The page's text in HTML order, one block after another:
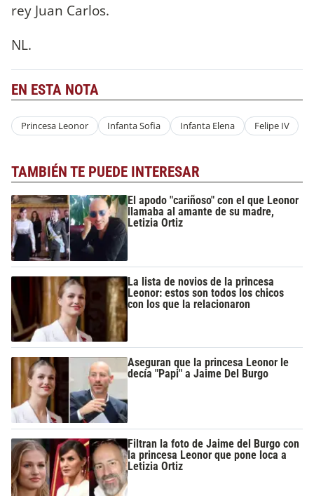
rey Juan Carlos.
NL.
EN ESTA NOTA
Princesa Leonor Infanta Sofia Infanta Elena Felipe IV
TAMBIÉN TE PUEDE INTERESAR
El apodo "cariñoso" con el que Leonor
llamaba al amante de su madre,
Letizia Ortiz
La lista de novios de la princesa
Leonor: estos son todos los chicos
con los que la relacionaron
Aseguran que la princesa Leonor le
decía "Papi" a Jaime Del Burgo
Filtran la foto de Jaime del Burgo con
la princesa Leonor que pone loca a
Letizia Ortiz